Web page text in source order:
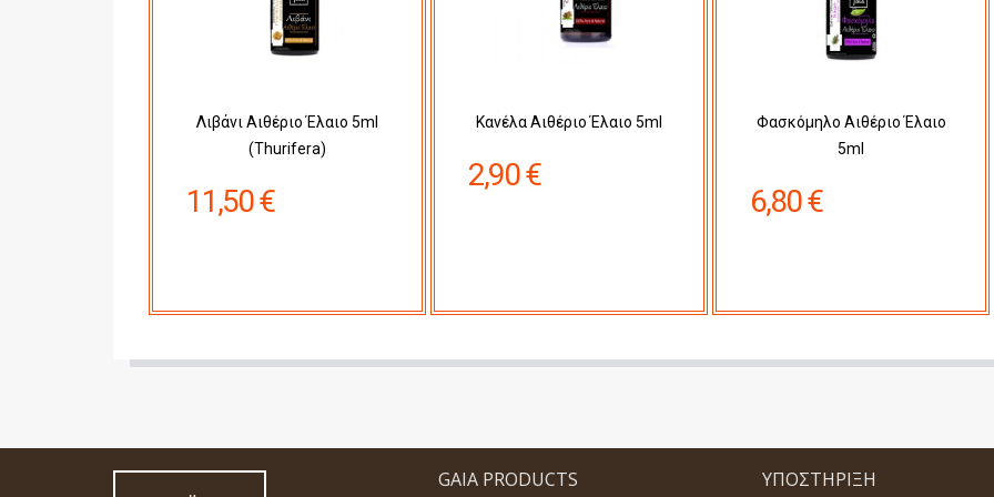
Λιβάνι Αιθέριο Έλαιο 5ml
(Thurifera)
11,50 €
Κανέλα Αιθέριο Έλαιο 5ml
2,90 €
Φασκόμηλο Αιθέριο Έλαιο
5ml
6,80 €
GAIA PRODUCTS ΥΠΟΣΤΉΡΙΞΗ